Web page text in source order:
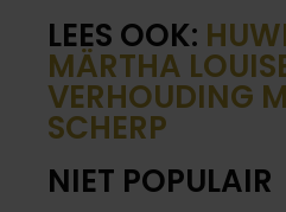
LEES OOK:
MÄRTHA
VERHOUDING
SCHERP
NIET POPULAIR